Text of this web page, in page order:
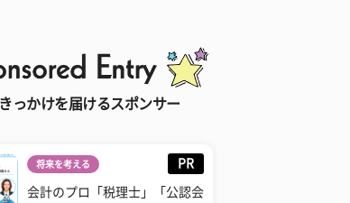
っかけを届けるスポンサー
将来を考える PR
会計のプロ「税理士」「公認会